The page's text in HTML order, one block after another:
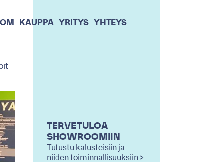
KAUPPA YRITYS YHTEYS
TERVETULOA
SHOWROOMIIN
Tutustu kalusteisiin ja
niiden toiminnallisuuksiin >